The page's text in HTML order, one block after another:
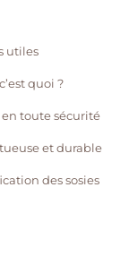
utiles
quoi ?
toute sécurité
et durable
des sosies